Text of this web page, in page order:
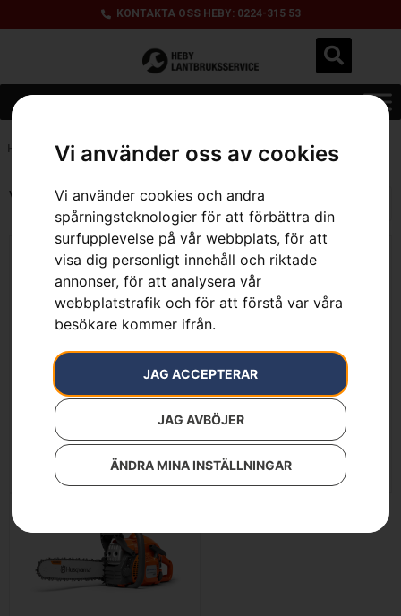
Vi använder oss av cookies
Vi använder cookies och andra
spårningsteknologier för att förbättra din
surfupplevelse på vår webbplats, för att
visa dig personligt innehåll och riktade
annonser, för att analysera vår
webbplatstrafik och för att förstå var våra
besökare kommer ifrån.
JAG ACCEPTERAR
JAG AVBÖJER
ÄNDRA MINA INSTÄLLNINGAR
KONTAKTA OSS HEBY: 0224-315 53
Hem 4.4 kg
Visar alla 3 resultat
Husqvarna 122C
2 390kr
HUSQVARNA 435 e-
6 390kr
Läs mer